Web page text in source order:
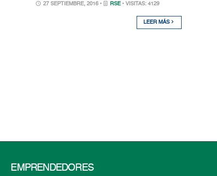
27 SEPTIEMBRE, 2016 • RSE • VISITAS: 4129
LEER MÁS
EMPRENDEDORES